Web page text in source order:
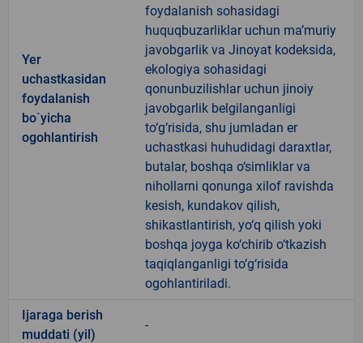
Yer
uchastkasidan
foydalanish
bo`yicha
ogohlantirish
foydalanish sohasidagi
huquqbuzarliklar uchun ma’muriy
javobgarlik va Jinoyat kodeksida,
ekologiya sohasidagi
qonunbuzilishlar uchun jinoiy
javobgarlik belgilanganligi
to‘g‘risida, shu jumladan er
uchastkasi huhudidagi daraxtlar,
butalar, boshqa o‘simliklar va
nihollarni qonunga xilof ravishda
kesish, kundakov qilish,
shikastlantirish, yo‘q qilish yoki
boshqa joyga ko‘chirib o‘tkazish
taqiqlanganligi to‘g‘risida
ogohlantiriladi.
Ijaraga berish
muddati (yil)
-